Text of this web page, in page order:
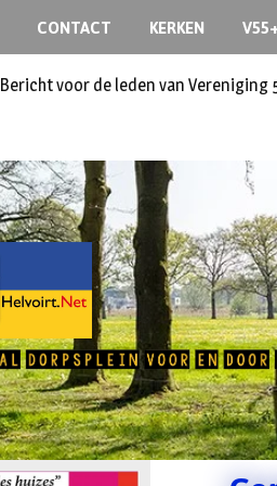
CONTACT KERKEN V55+
Bericht voor de leden van Vereniging